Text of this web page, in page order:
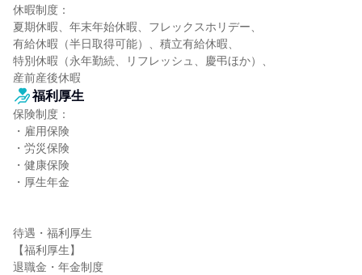
休暇制度：
夏期休暇、年末年始休暇、フレックスホリデー、
有給休暇（半日取得可能）、積立有給休暇、
特別休暇（永年勤続、リフレッシュ、慶弔ほか）、
産前産後休暇
福利厚生
保険制度：
・雇用保険
・労災保険
・健康保険
・厚生年金
待遇・福利厚生
【福利厚生】
退職金・年金制度